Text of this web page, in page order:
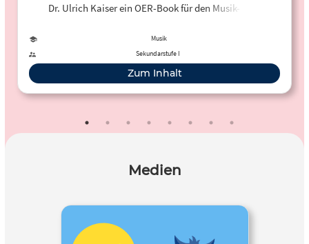
Dr. Ulrich Kaiser ein OER-Book für den Musik- bzw.
Musik
Sekundarstufe I
Zum Inhalt
Medien